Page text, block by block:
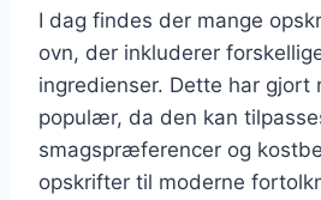
I dag findes der mange
ovn, der inkluderer
ingredienser. Dette har gjort
populær, da den kan
smagspræferencer og
opskrifter til moderne